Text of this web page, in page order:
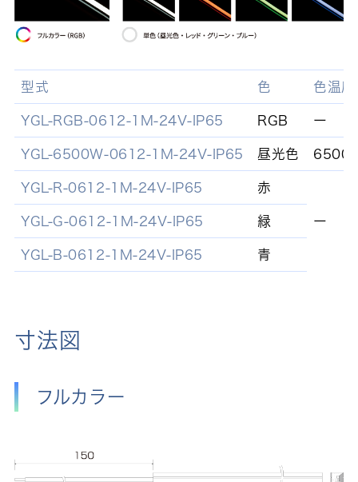
型式 色 色温度
YGL-RGB-0612-1M-24V-IP65 RGB ー
YGL-6500W-0612-1M-24V-IP65 昼光色
YGL-R-0612-1M-24V-IP65 赤
ー
YGL-G-0612-1M-24V-IP65 緑
YGL-B-0612-1M-24V-IP65 青
寸法図
フルカラー